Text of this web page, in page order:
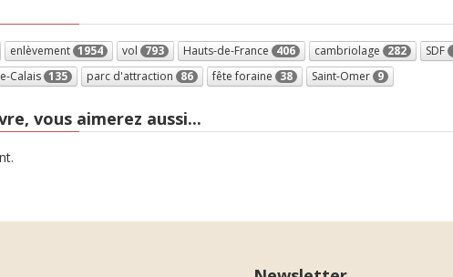
enlèvement 1954 vol 793 Hauts-de-France 406 cambriolage 282 SDF
Calais 135 parc d'attraction 86 fête foraine 38 Saint-Omer 9
vous aimerez aussi...